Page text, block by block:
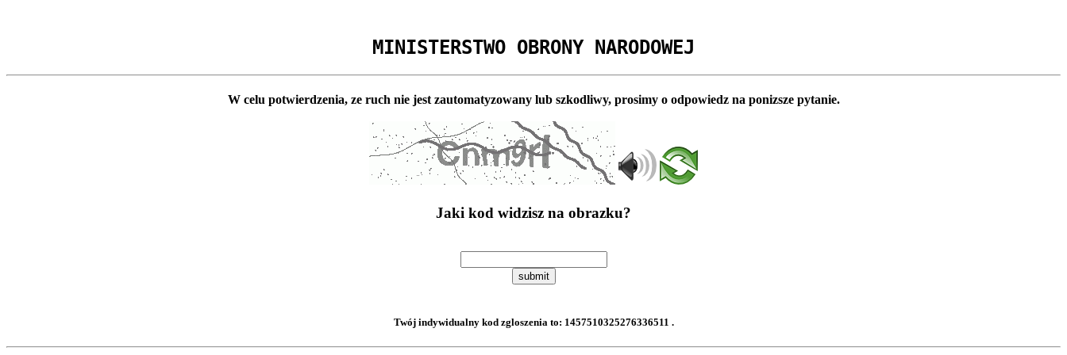
MINISTERSTWO OBRONY NARODOWEJ
W celu potwierdzenia, ze ruch nie jest zautomatyzowany lub szkodliwy, prosimy o odpowiedz na ponizsze pytanie.
Jaki kod widzisz na obrazku?
submit
Twój indywidualny kod zgloszenia to: 1457510325276336511 .